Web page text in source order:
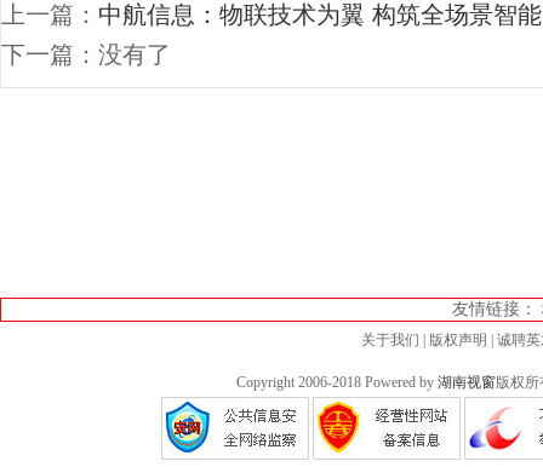
上一篇： 中航信息：物联技术为翼 构筑全场景智
下一篇：没有了
友情链接：
关于我们 版权声明 诚聘
Copyright 2006-2018 Powered by 湖南视窗版权